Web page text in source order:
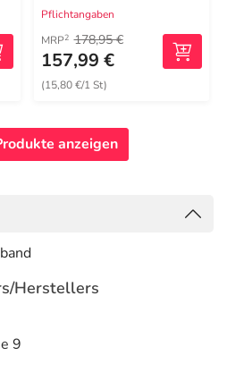
Pflichtangaben
MRP2 178,95 €
157,99 €
(15,80 €/1 St)
anzeigen
Herstellers
9